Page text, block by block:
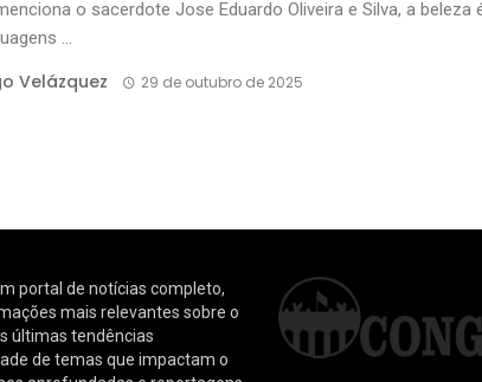
o sacerdote Jose Eduardo Oliveira e Silva, a beleza
...
Velázquez 29 de outubro de 2025
portal de notícias completo,
mais relevantes sobre o
últimas tendências
de temas que impactam o